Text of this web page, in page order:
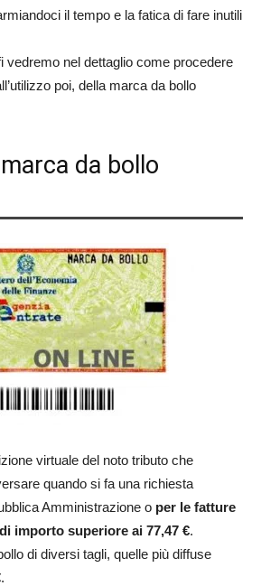
il tempo e la fatica di fare inutili
vedremo nel dettaglio come procedere
poi, della marca da bollo
da bollo
virtuale del noto tributo che
quando si fa una richiesta
Amministrazione o per le fatture
importo superiore ai 77,47 €.
di diversi tagli, quelle più diffuse